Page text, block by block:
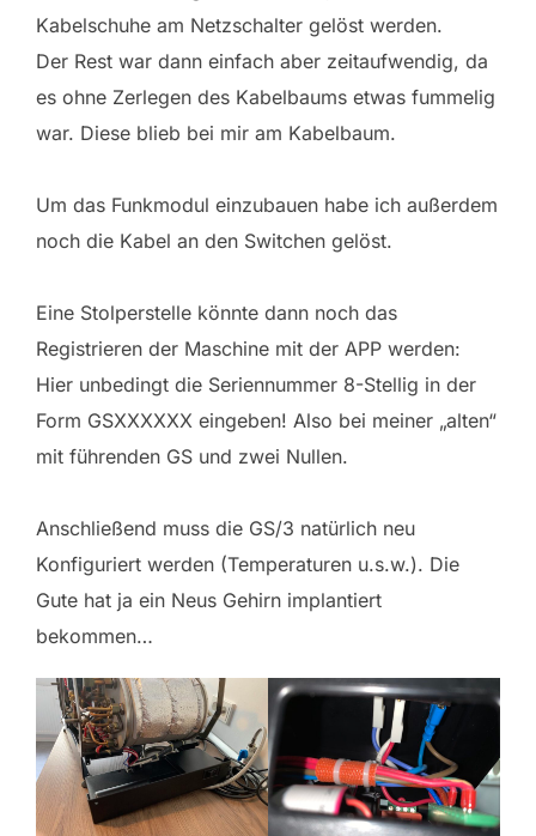
Kabelschuhe am Netzschalter gelöst werden.
Der Rest war dann einfach aber zeitaufwendig, da
es ohne Zerlegen des Kabelbaums etwas fummelig
war. Diese blieb bei mir am Kabelbaum.
Um das Funkmodul einzubauen habe ich außerdem
noch die Kabel an den Switchen gelöst.
Eine Stolperstelle könnte dann noch das
Registrieren der Maschine mit der APP werden:
Hier unbedingt die Seriennummer 8-Stellig in der
Form GSXXXXXX eingeben! Also bei meiner „alten“
mit führenden GS und zwei Nullen.
Anschließend muss die GS/3 natürlich neu
Konfiguriert werden (Temperaturen u.s.w.). Die
Gute hat ja ein Neus Gehirn implantiert
bekommen…